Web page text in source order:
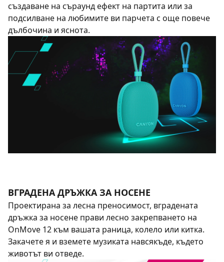
създаване на съраунд ефект на партита или за
подсилване на любимите ви парчета с още повече
дълбочина и яснота.
ВГРАДЕНА ДРЪЖКА ЗА НОСЕНЕ
Проектирана за лесна преносимост, вградената
дръжка за носене прави лесно закрепването на
OnMove 12 към вашата раница, колело или китка.
Закачете я и вземете музиката навсякъде, където
животът ви отведе.